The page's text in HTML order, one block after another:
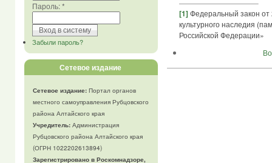
Пароль:*
Забыли пароль?
Сетевое издание
Сетевое издание:Портал органов
местного самоуправления Рубцовского
района Алтайского края
Учредитель:Администрация
Рубцовского района Алтайского края
(ОГРН 1022202613894)
Зарегистрировано в Роскомнадзоре,
[1]Федеральный закон
культурного наследия
Российской Федерации»